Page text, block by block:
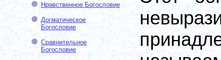
Нравственное Богословие
Догматическое
Богословие
Сравнительное
Богословие